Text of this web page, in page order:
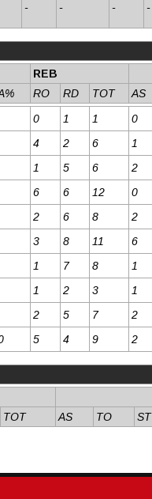
- - - -
REB
RO RD TOT AS
0 1 1 0
4 2 6 1
1 5 6 2
6 6 12 0
2 6 8 2
3 8 11 6
1 7 8 1
1 2 3 1
2 5 7 2
5 4 9 2
TOT AS TO ST